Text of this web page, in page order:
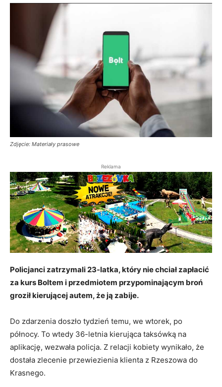
Zdjęcie: Materiały prasowe
Reklama
Policjanci zatrzymali 23-latka, który nie chciałzapłacić
za kurs Boltem i przedmiotem przypominającym broń
groził kierującej autem, że ją zabije.
Do zdarzenia doszło tydzień temu, we wtorek, po
północy. To wtedy 36-letnia kierująca taksówką na
aplikację, wezwała policja. Z relacji kobiety wynikało, że
dostała zlecenie przewiezienia klienta z Rzeszowa do
Krasnego.